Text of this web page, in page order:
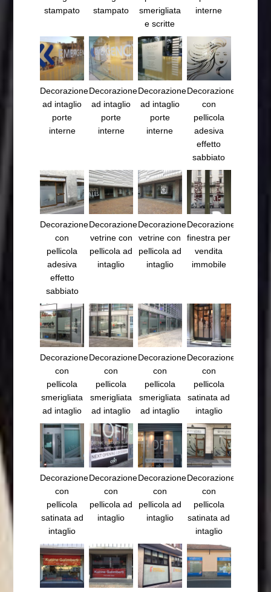
stampato
stampato
smerigliata
e scritte
interne
Decorazione
ad intaglio
porte
interne
Decorazione
ad intaglio
porte
interne
Decorazione
ad intaglio
porte
interne
Decorazione
con
pellicola
adesiva
effetto
sabbiato
Decorazione
con
pellicola
adesiva
effetto
sabbiato
Decorazione
vetrine con
pellicola ad
intaglio
Decorazione
vetrine con
pellicola ad
intaglio
Decorazione
finestra per
vendita
immobile
Decorazione
con
pellicola
smerigliata
ad intaglio
Decorazione
con
pellicola
smerigliata
ad intaglio
Decorazione
con
pellicola
smerigliata
ad intaglio
Decorazione
con
pellicola
satinata ad
intaglio
Decorazione
con
pellicola
satinata ad
intaglio
Decorazione
con
pellicola ad
intaglio
Decorazione
con
pellicola ad
intaglio
Decorazione
con
pellicola
satinata ad
intaglio